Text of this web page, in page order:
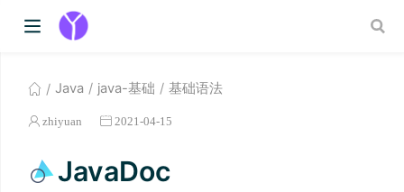
Java java-基础 基础语法
zhiyuan 2021-04-15
JavaDoc